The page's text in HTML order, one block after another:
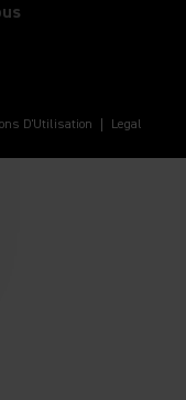
D'Utilisation Legal